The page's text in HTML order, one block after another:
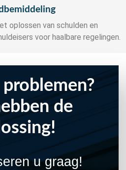
oplossen van schulden en
voor haalbare regelingen.
de
u graag!